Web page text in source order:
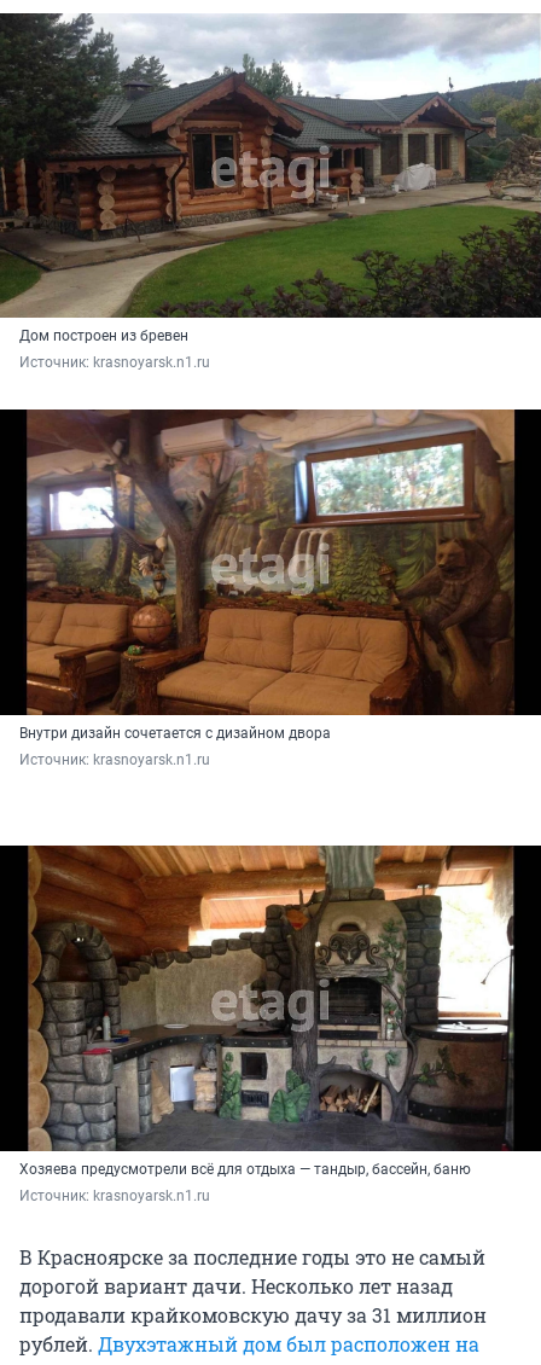
Дом построен из бревен
Источник: krasnoyarsk.n1.ru
Внутри дизайн сочетается с дизайном двора
Источник: krasnoyarsk.n1.ru
Хозяева предусмотрели всё для отдыха — тандыр, бассейн, баню
Источник: krasnoyarsk.n1.ru
В Красноярске за последние годы это не самый
дорогой вариант дачи. Несколько лет назад
продавали крайкомовскую дачу за 31 миллион
рублей. Двухэтажный дом был расположен на